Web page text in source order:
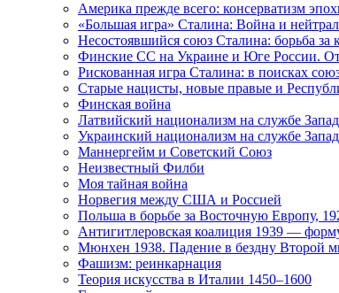
Америка прежде всего: консерватизм
«Большая игра» Сталина: Война и
Несостоявшийся союз Сталина: борьба за
Финские СС на Украине и Юге России.
Рискованная игра Сталина: в поисках
Старые нацисты, новые правые и
Финская война
Латвийский национализм на службе
Украинский национализм на службе
Маннергейм и Советский Союз
Неизвестный Филби
Моя тайная война
Норвегия между США и Россией
Польша в борьбе за Восточную Европу,
Антигитлеровская коалиция 1939 —
Мюнхен 1938. Падение в бездну Второй
Фашизм: реинкарнация
Теория искусства в Италии 1450–1600